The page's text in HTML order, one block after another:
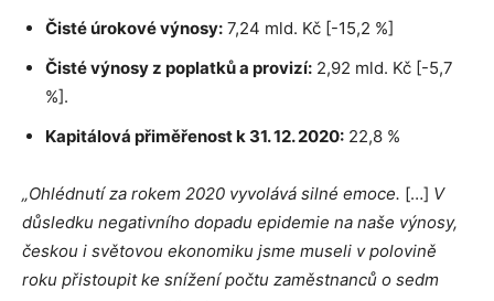
Čisté úrokové výnosy: 7,24 mld. Kč [-15,2 %]
Čisté výnosy z poplatků a provizí: 2,92 mld. Kč [-5,7
%].
Kapitálová přiměřenost k 31. 12. 2020: 22,8 %
„Ohlédnutí za rokem 2020 vyvolává silné emoce. […] V
důsledku negativního dopadu epidemie na naše výnosy,
českou i světovou ekonomiku jsme museli v polovině
roku přistoupit ke snížení počtu zaměstnanců o sedm